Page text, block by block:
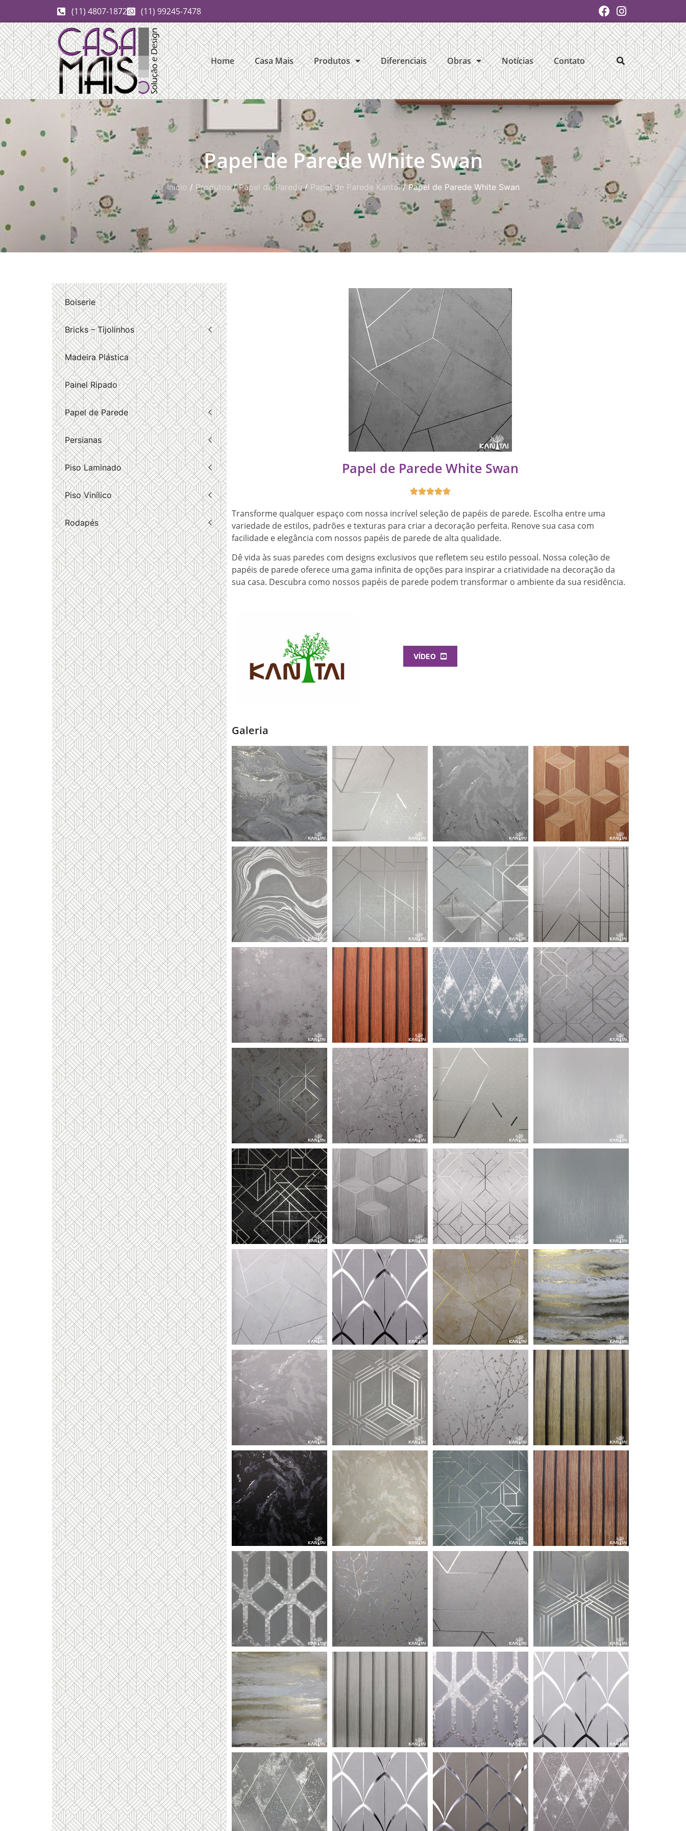
(11) 4807-1872 (11) 99245-7478
Home Casa Mais Produtos Diferenciais Obras Notícias Contato
Papel de Parede White Swan
Início / Produtos/Papel de Parede/ Papel de Parede Kantai/ Papel de Parede White Swan
Boiserie
Bricks – Tijolinhos
Madeira Plástica
Painel Ripado
Papel de Parede
Persianas
Piso Laminado
Piso Vinílico
Rodapés
Papel de Parede White Swan

Transforme qualquer espaço com nossa incrível seleção de papéis de parede. Escolha entre uma
variedade de estilos, padrões e texturas para criar a decoração perfeita. Renove sua casa com
facilidade e elegância com nossos papéis de parede de alta qualidade.
Dê vida às suas paredes com designs exclusivos que refletem seu estilo pessoal. Nossa coleção de
papéis de parede oferece uma gama infinita de opções para inspirar a criatividade na decoração da
sua casa. Descubra como nossos papéis de parede podem transformar o ambiente da sua residência.
VÍDEO
Galeria